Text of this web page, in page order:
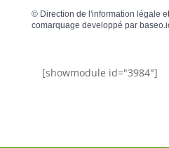
© Direction de l'information légale
comarquage developpé par
[showmodule id="3984"]